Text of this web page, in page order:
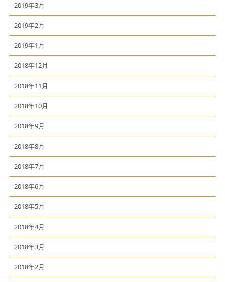
2019年3月
2019年2月
2019年1月
2018年12月
2018年11月
2018年10月
2018年9月
2018年8月
2018年7月
2018年6月
2018年5月
2018年4月
2018年3月
2018年2月